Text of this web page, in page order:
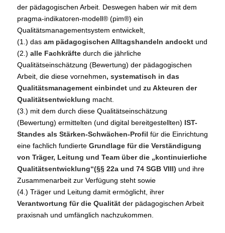
der pädagogischen Arbeit. Deswegen haben wir mit dem
pragma-indikatoren-modell® (pim®) ein
Qualitätsmanagementsystem entwickelt,
(1.) das am pädagogischen Alltagshandeln andocktund
(2.) alle Fachkräfte durch die jährliche
Qualitätseinschätzung (Bewertung) der pädagogischen
Arbeit, die diese vornehmen, systematisch in das
Qualitätsmanagement einbindetund zu Akteuren der
Qualitätsentwicklung macht.
(3.) mit dem durch diese Qualitätseinschätzung
(Bewertung) ermittelten (und digital bereitgestellten) IST-
Standes als Stärken-Schwächen-Profil für die Einrichtung
eine fachlich fundierte Grundlage für die Verständigung
von Träger, Leitung und Team über die „kontinuierliche
Qualitätsentwicklung“(§§ 22a und 74 SGB VIII) und ihre
Zusammenarbeit zur Verfügung steht sowie
(4.) Träger und Leitung damit ermöglicht, ihrer
Verantwortung für die Qualitätder pädagogischen Arbeit
praxisnah und umfänglich nachzukommen.